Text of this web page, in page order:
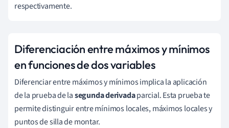
respectivamente.
Diferenciación entre máximos y mínimos
en funciones de dos variables
Diferenciar entre máximos y mínimos implica la aplicación
de la prueba de lasegunda derivadaparcial. Esta prueba te
permite distinguir entre mínimos locales, máximos locales y
puntos de silla de montar.